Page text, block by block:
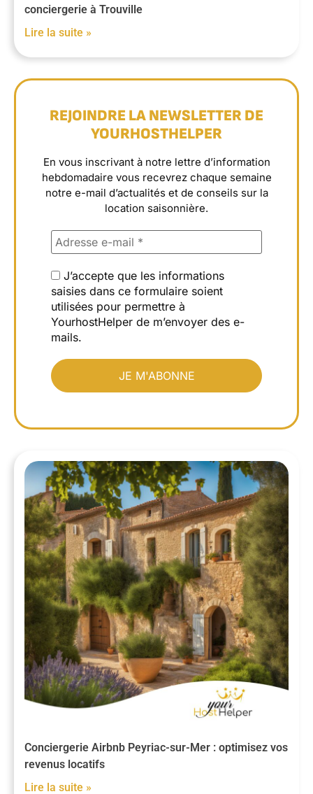
conciergerie à Trouville
Lire la suite »
REJOINDRE LA NEWSLETTER DE
YOURHOSTHELPER
En vous inscrivant à notre lettre d’information
hebdomadaire vous recevrez chaque semaine
notre e-mail d’actualités et de conseils sur la
location saisonnière.
J’accepte que les informations
saisies dans ce formulaire soient
utilisées pour permettre à
YourhostHelper de m’envoyer des e-
mails.
Conciergerie Airbnb Peyriac-sur-Mer : optimisez vos
revenus locatifs
Lire la suite »